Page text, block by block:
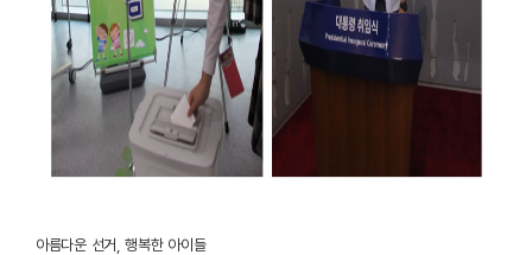
아름다운 선거, 행복한 아이들